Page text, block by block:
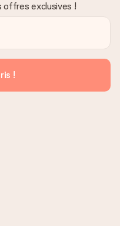
offres exclusives !
!